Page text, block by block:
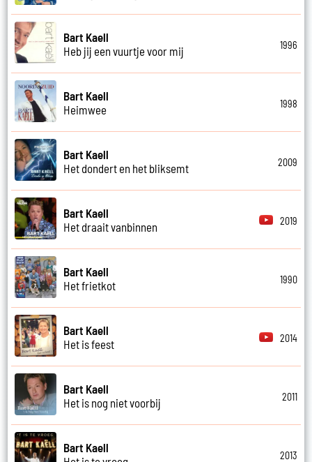
Bart Kaell
Heb jij een vuurtje voor mij
1996
Bart Kaell
Heimwee
1998
Bart Kaell
Het dondert en het bliksemt
2009
Bart Kaell
Het draait vanbinnen
2019
Bart Kaell
Het frietkot
1990
Bart Kaell
Het is feest
2014
Bart Kaell
Het is nog niet voorbij
2011
Bart Kaell
2013